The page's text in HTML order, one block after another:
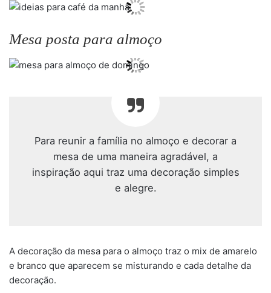
Mesa posta para almoço
Para reunir a família no almoço e decorar a
mesa de uma maneira agradável, a
inspiração aqui traz uma decoração simples
e alegre.
A decoração da mesa para o almoço traz o mix de amarelo
e branco que aparecem se misturando e cada detalhe da
decoração.